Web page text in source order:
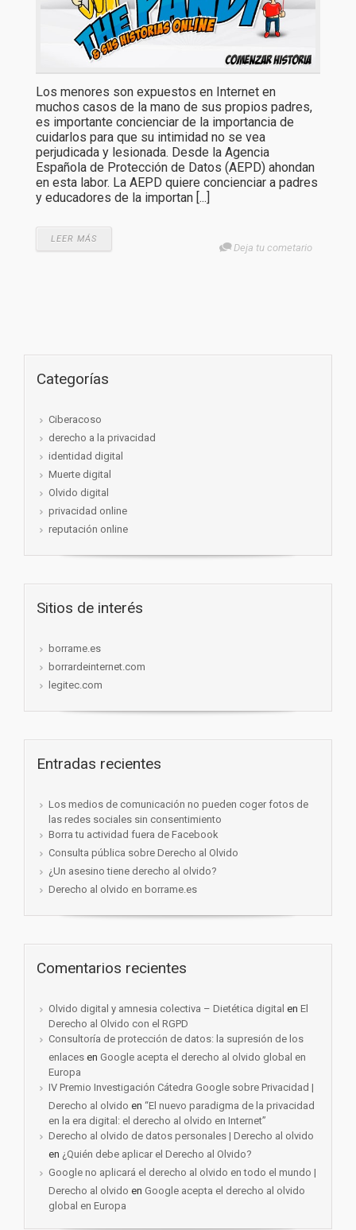
Los menores son expuestos en Internet en
muchos casos de la mano de sus propios padres,
es importante concienciar de la importancia de
cuidarlos para que su intimidad no se vea
perjudicada y lesionada. Desde la Agencia
Española de Protección de Datos (AEPD) ahondan
en esta labor. La AEPD quiere concienciar a padres
y educadores de la importan [...]
LEER MÁS
Deja tu cometario
Categorías
Ciberacoso
derecho a la privacidad
identidad digital
Muerte digital
Olvido digital
privacidad online
reputación online
Sitios de interés
borrame.es
borrardeinternet.com
legitec.com
Entradas recientes
Los medios de comunicación no pueden coger fotos de
las redes sociales sin consentimiento
Borra tu actividad fuera de Facebook
Consulta pública sobre Derecho al Olvido
¿Un asesino tiene derecho al olvido?
Derecho al olvido en borrame.es
Comentarios recientes
Olvido digital y amnesia colectiva – Dietética digital en El
Derecho al Olvido con el RGPD
Consultoría de protección de datos: la supresión de los
enlaces en Google acepta el derecho al olvido global en
Europa
IV Premio Investigación Cátedra Google sobre Privacidad |
Derecho al olvido en “El nuevo paradigma de la privacidad
en la era digital: el derecho al olvido en Internet”
Derecho al olvido de datos personales | Derecho al olvido
en ¿Quién debe aplicar el Derecho al Olvido?
Google no aplicará el derecho al olvido en todo el mundo |
Derecho al olvido en Google acepta el derecho al olvido
global en Europa